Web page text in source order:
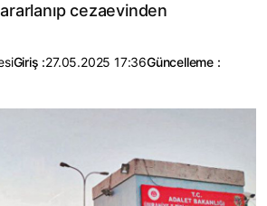
cezaevinden
Giriş :27.05.2025 17:36Güncelleme :